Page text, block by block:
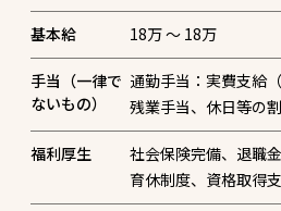
基本給 18万 〜 18万
手当（一律で
ないもの）
通勤手当：実費支給（
残業手当、休日等の
福利厚生
社会保険完備、退職
育休制度、資格取得